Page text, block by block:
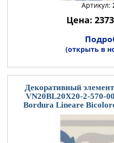
Артикул:
Цена:
(открыть в
Декоративный
VN20BL20X20-2-570-
Bordura Lineare